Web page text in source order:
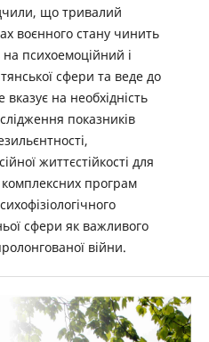
що тривалий
воєнного стану чинить
психоемоційний і
сфери та веде до
на необхідність
показників
життєстійкості для
програм
сфери як важливого
війни.